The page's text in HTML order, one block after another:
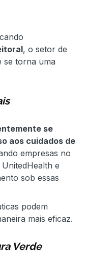
, o setor de
se torna uma
se
aos cuidados de
empresas no
e
sob essas
podem
mais eficaz.
Verde